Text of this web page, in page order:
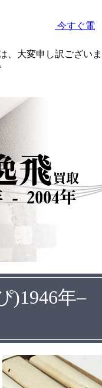
今すぐ電
、大変申し訳ございま
飛買取
- 2004年
)1946年–